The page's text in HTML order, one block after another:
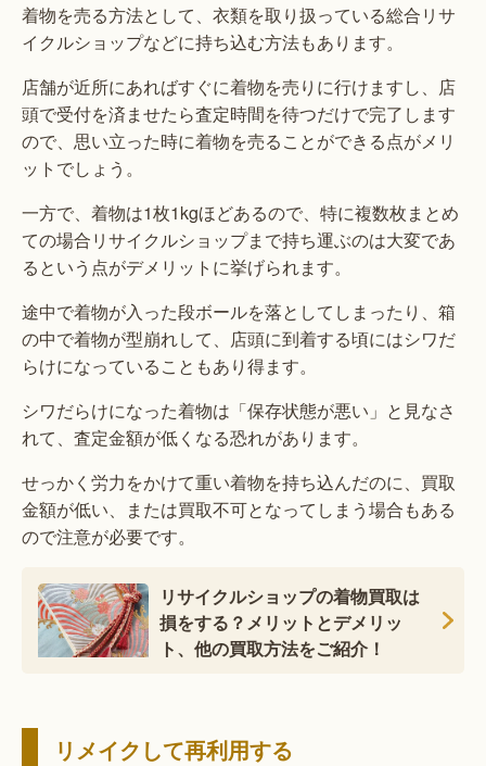
着物を売る方法として、衣類を取り扱っている総合リサ
イクルショップなどに持ち込む方法もあります。
店舗が近所にあればすぐに着物を売りに行けますし、店
頭で受付を済ませたら査定時間を待つだけで完了します
ので、思い立った時に着物を売ることができる点がメリ
ットでしょう。
一方で、着物は1枚1kgほどあるので、特に複数枚まとめ
ての場合リサイクルショップまで持ち運ぶのは大変であ
るという点がデメリットに挙げられます。
途中で着物が入った段ボールを落としてしまったり、箱
の中で着物が型崩れして、店頭に到着する頃にはシワだ
らけになっていることもあり得ます。
シワだらけになった着物は「保存状態が悪い」と見なさ
れて、査定金額が低くなる恐れがあります。
せっかく労力をかけて重い着物を持ち込んだのに、買取
金額が低い、または買取不可となってしまう場合もある
ので注意が必要です。
リサイクルショップの着物買取は
損をする？メリットとデメリッ
ト、他の買取方法をご紹介！
リメイクして再利用する